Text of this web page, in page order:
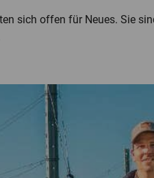
sich offen für Neues. Sie